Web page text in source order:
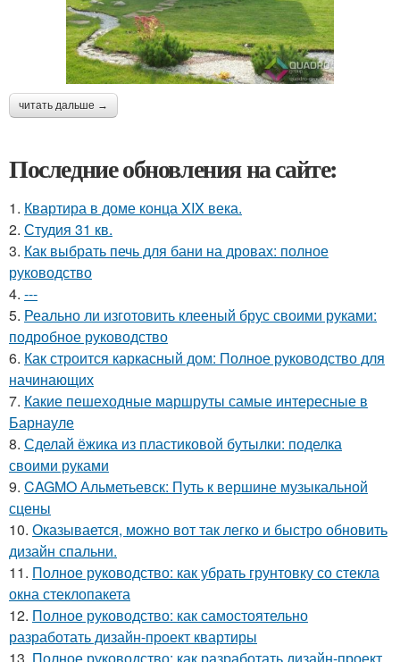
читать дальше →
Последние обновления на сайте:
1. Квартира в доме конца XIX века.
2. Студия 31 кв.
3. Как выбрать печь для бани на дровах: полное
руководство
4. ---
5. Реально ли изготовить клееный брус своими руками:
подробное руководство
6. Как строится каркасный дом: Полное руководство для
начинающих
7. Какие пешеходные маршруты самые интересные в
Барнауле
8. Сделай ёжика из пластиковой бутылки: поделка
своими руками
9. CAGMO Альметьевск: Путь к вершине музыкальной
сцены
10. Оказывается, можно вот так легко и быстро обновить
дизайн спальни.
11. Полное руководство: как убрать грунтовку со стекла
окна стеклопакета
12. Полное руководство: как самостоятельно
разработать дизайн-проект квартиры